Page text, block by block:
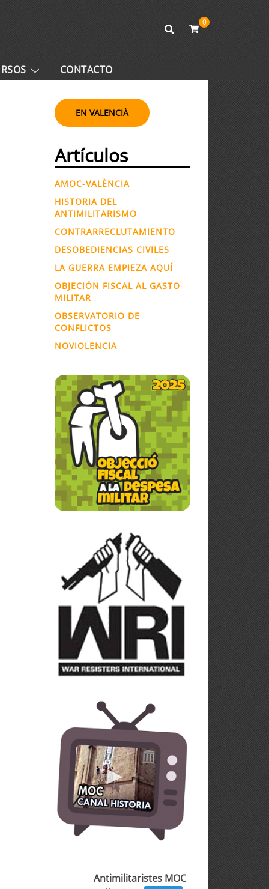
0
CONTACTO
EN VALENCIÀ
Artículos
AMOC-VALÈNCIA
HISTORIA DEL
ANTIMILITARISMO
CONTRARRECLUTAMIENTO
DESOBEDIENCIAS CIVILES
LA GUERRA EMPIEZA AQUÍ
OBJECIÓN FISCAL AL GASTO
MILITAR
OBSERVATORIO DE
CONFLICTOS
NOVIOLENCIA
Antimilitaristes MOC